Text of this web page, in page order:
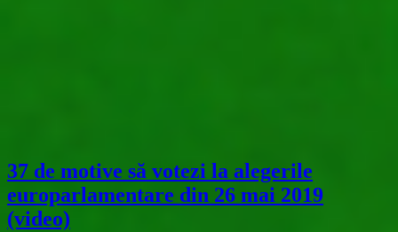
37 de motive să votezi la alegerile
europarlamentare din 26 mai 2019
(video)